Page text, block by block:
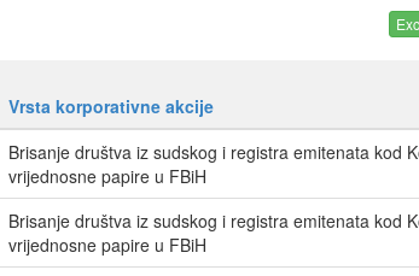
Vrsta korporativne akcije
Brisanje društva iz sudskog i registra emitenata kod
vrijednosne papire u FBiH
Brisanje društva iz sudskog i registra emitenata kod
vrijednosne papire u FBiH